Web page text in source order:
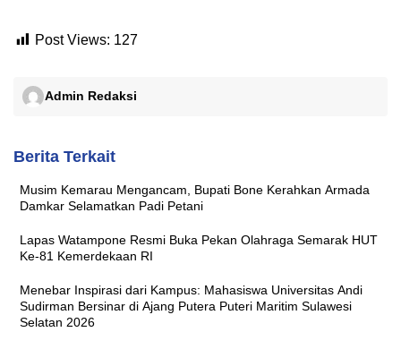
Post Views: 127
Admin Redaksi
Berita Terkait
Musim Kemarau Mengancam, Bupati Bone Kerahkan Armada
Damkar Selamatkan Padi Petani
Lapas Watampone Resmi Buka Pekan Olahraga Semarak HUT
Ke-81 Kemerdekaan RI
Menebar Inspirasi dari Kampus: Mahasiswa Universitas Andi
Sudirman Bersinar di Ajang Putera Puteri Maritim Sulawesi
Selatan 2026